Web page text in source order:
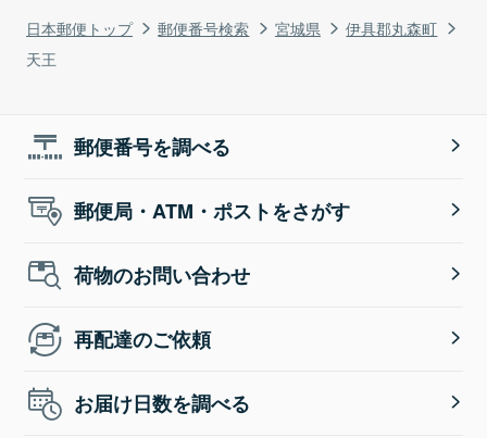
日本郵便トップ 郵便番号検索 宮城県
伊具郡丸森町
天王
郵便番号を調べる
郵便局・ATM・ポストをさがす
荷物のお問い合わせ
再配達のご依頼
お届け日数を調べる